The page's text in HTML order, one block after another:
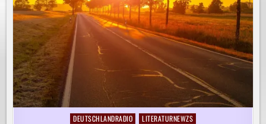
Posted
DEUTSCHLANDRADIO LITERATURNEWZS